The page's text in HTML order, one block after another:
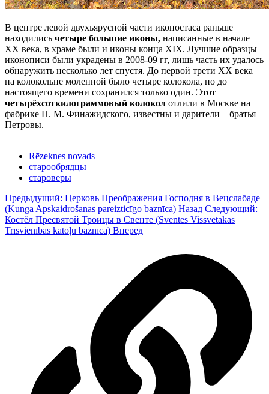
В центре левой двухъярусной части иконостаса раньше
находились четыре большие иконы, написанные в начале
XX века, в храме были и иконы конца XIX. Лучшие образцы
иконописи были украдены в 2008-09 гг, лишь часть их удалось
обнаружить несколько лет спустя. До первой трети XX века
на колокольне моленной было четыре колокола, но до
настоящего времени сохранился только один. Этот
четырёхсоткилограммовый колокол отлили в Москве на
фабрике П. М. Финажидского, известны и дарители – братья
Петровы.
Rēzeknes novads
старообрядцы
староверы
Предыдущий: Церковь Преображения Господня в Вецслабаде
(Kunga Apskaidrošanas pareizticīgo baznīca) Назад Следующий:
Костёл Пресвятой Троицы в Свенте (Sventes Vissvētākās
Trīsvienības katoļu baznīca) Вперед